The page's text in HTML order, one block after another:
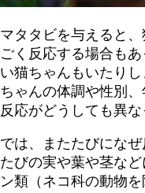
マタタビを与えると
ごく反応する場合も
い猫ちゃんもいたり
ちゃんの体調や性別、
反応がどうしても異な
では、またたびにな
たびの実や葉や茎な
ン類（ネコ科の動物